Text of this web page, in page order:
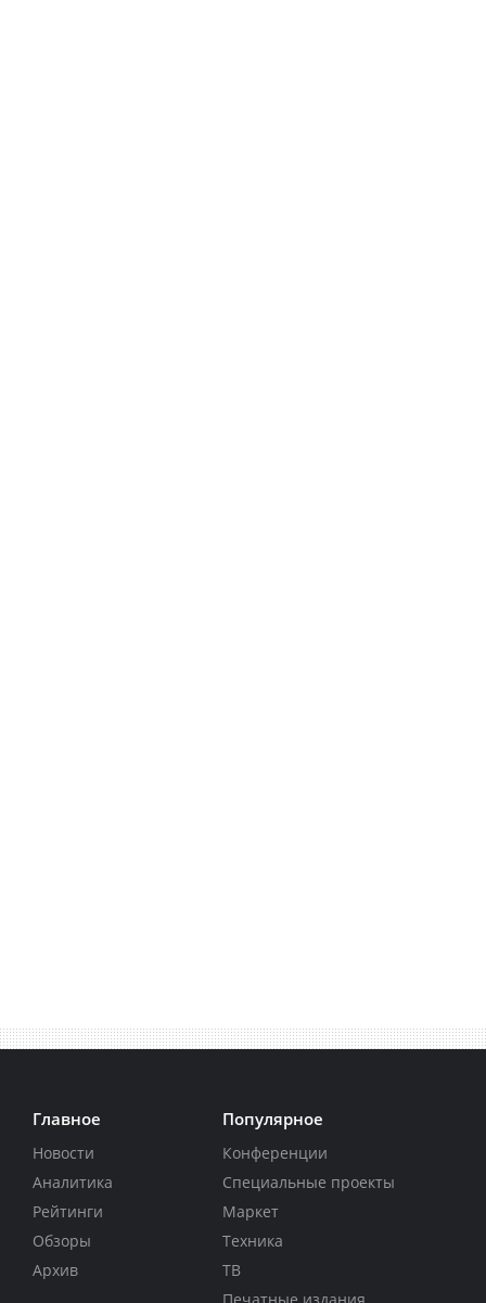
Главное
Новости
Аналитика
Рейтинги
Обзоры
Архив
Популярное
Конференции
Специальные проекты
Маркет
Техника
ТВ